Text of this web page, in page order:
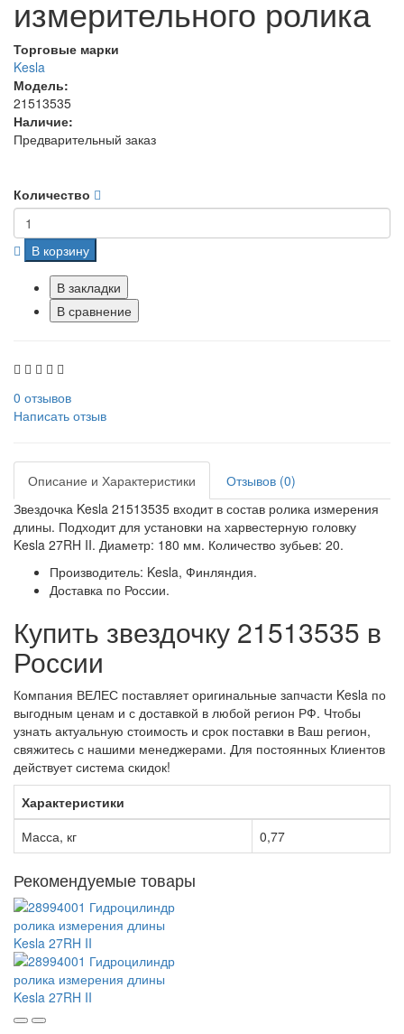
измерительного ролика
Торговые марки
Kesla
Модель:
21513535
Наличие:
Предварительный заказ
Количество
В корзину
В закладки
В сравнение
0 отзывов
Написать отзыв
Описание и Характеристики
Отзывов (0)
Звездочка Kesla 21513535 входит в состав ролика измерения
длины. Подходит для установки на харвестерную головку
Kesla 27RH II. Диаметр: 180 мм. Количество зубьев: 20.
Производитель: Kesla, Финляндия.
Доставка по России.
Купить звездочку 21513535 в
России
Компания ВЕЛЕС поставляет оригинальные запчасти Kesla по
выгодным ценам и с доставкой в любой регион РФ. Чтобы
узнать актуальную стоимость и срок поставки в Ваш регион,
свяжитесь с нашими менеджерами. Для постоянных Клиентов
действует система скидок!
Характеристики
Масса, кг
0,77
Рекомендуемые товары